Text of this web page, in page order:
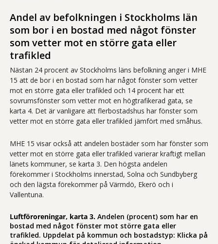
Andel av befolkningen i Stockholms län
som bor i en bostad med något fönster
som vetter mot en större gata eller
trafikled
Nästan 24 procent av Stockholms läns befolkning anger i MHE
15 att de bor i en bostad som har något fönster som vetter
mot en större gata eller trafikled och 14 procent har ett
sovrumsfönster som vetter mot en högtrafikerad gata, se
karta 4. Det är vanligare att flerbostadshus har fönster som
vetter mot en större gata eller trafikled jämfört med småhus.
MHE 15 visar också att andelen bostäder som har fönster som
vetter mot en större gata eller trafikled varierar kraftigt mellan
länets kommuner, se karta 3. Den högsta andelen
förekommer i Stockholms innerstad, Solna och Sundbyberg
och den lägsta förekommer på Värmdö, Ekerö och i
Vallentuna.
Luftföroreningar, karta 3. Andelen (procent) som har en
bostad med något fönster mot större gata eller
trafikled. Uppdelat på kommun och bostadstyp: Klicka på